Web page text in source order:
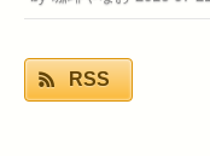
RSS